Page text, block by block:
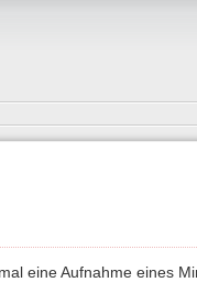
eine Aufnahme eines